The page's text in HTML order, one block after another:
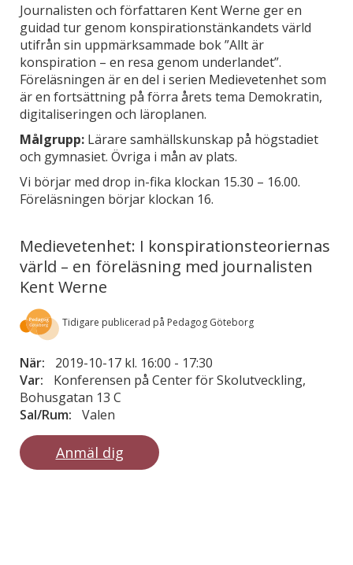
Journalisten och författaren Kent Werne ger en
guidad tur genom konspirationstänkandets värld
utifrån sin uppmärksammade bok ”Allt är
konspiration – en resa genom underlandet”.
Föreläsningen är en del i serien Medievetenhet som
är en fortsättning på förra årets tema Demokratin,
digitaliseringen och läroplanen.
Målgrupp: Lärare samhällskunskap på högstadiet
och gymnasiet. Övriga i mån av plats.
Vi börjar med drop in-fika klockan 15.30 – 16.00.
Föreläsningen börjar klockan 16.
Medievetenhet: I konspirationsteoriernas
värld – en föreläsning med journalisten
Kent Werne
Tidigare publicerad på Pedagog Göteborg
När: 2019-10-17 kl. 16:00 - 17:30
Var:
Konferensen på Center för Skolutveckling,
Bohusgatan 13 C
Sal/Rum:
Valen
Anmäl dig